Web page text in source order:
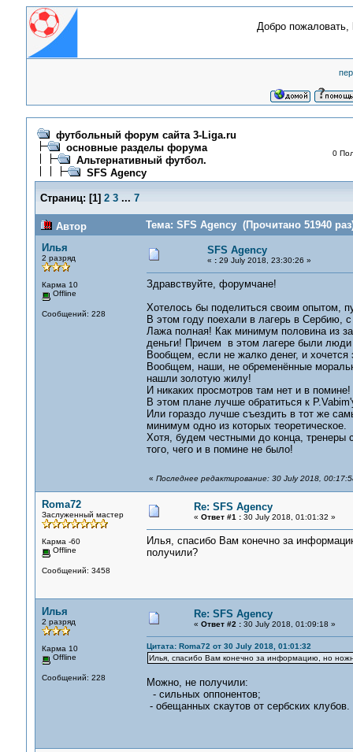
Добро пожаловать,
футбольный форум сайта 3-Liga.ru
основные разделы форума
Альтернативный футбол.
SFS Agency
0
Страниц: [1] 2 3 ... 7
Автор
Тема: SFS Agency (Прочитано 51940
Илья
2 разряд
Карма 10
Offline
Сообщений: 228
SFS Agency
« :29 July 2018, 23:30:26 »
Здравствуйте, форумчане!
Хотелось бы поделиться своим опытом,
В этом году поехали в лагерь в Сербию,
Лажа полная! Как минимум половина из
деньги! Причем в этом лагере были
Вообщем, если не жалко денег, и
Вообщем, наши, не обременённые
нашли золотую жилу!
И никаких просмотров там нет и в помине!
В этом плане лучше обратиться к
Или гораздо лучше съездить в тот же
минимум одно из которых теоретическое.
Хотя, будем честными до конца, тренеры
того, чего и в помине не было!
« Последнее редактирование: 30 July 2018,
Roma72
Заслуженный мастер
Карма -60
Offline
Сообщений: 3458
Re: SFS Agency
« Ответ #1 :30 July 2018, 01:01:32 »
Илья, спасибо Вам конечно за
получили?
Илья
2 разряд
Карма 10
Offline
Сообщений: 228
Re: SFS Agency
« Ответ #2 :30 July 2018, 01:09:18 »
Цитата: Roma72 от 30 July 2018, 01:01:32
Илья, спасибо Вам конечно за информацию, но
Можно, не получили:
- сильных оппонентов;
- обещанных скаутов от сербских клубов.